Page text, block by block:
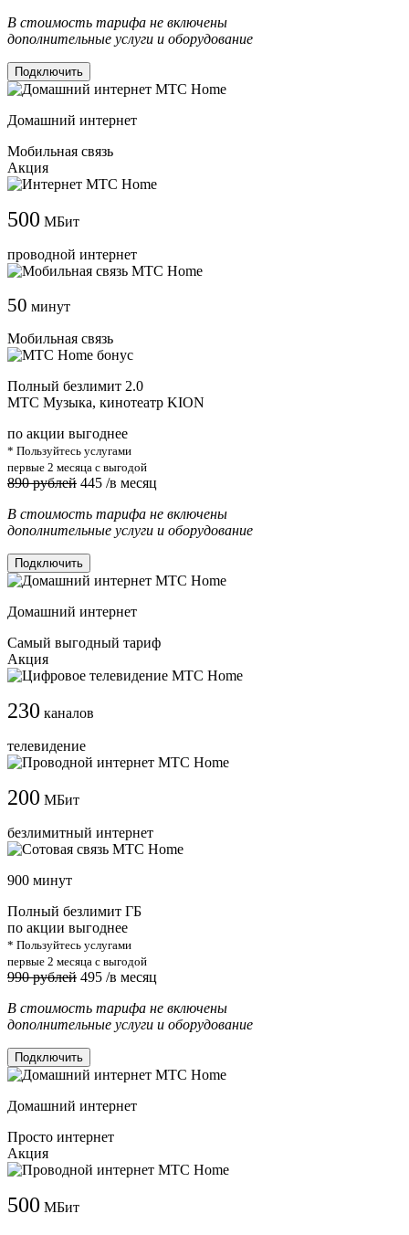
В стоимость тарифа не включены
дополнительные услуги и оборудование
Подключить
Домашний интернет
Мобильная связь
Акция
500 МБит
проводной интернет
50 минут
Мобильная связь
Полный безлимит 2.0
МТС Музыка, кинотеатр KION
по акции выгоднее
* Пользуйтесь услугами
первые 2 месяца с выгодой
890 рублей 445 /в месяц
В стоимость тарифа не включены
дополнительные услуги и оборудование
Подключить
Домашний интернет
Самый выгодный тариф
Акция
230 каналов
телевидение
200 МБит
безлимитный интернет
900 минут
Полный безлимит ГБ
по акции выгоднее
* Пользуйтесь услугами
первые 2 месяца с выгодой
990 рублей 495 /в месяц
В стоимость тарифа не включены
дополнительные услуги и оборудование
Подключить
Домашний интернет
Просто интернет
Акция
500 МБит